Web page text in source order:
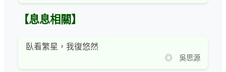
【息息相關】
臥看繁星，我復悠然
◎ 吳思源